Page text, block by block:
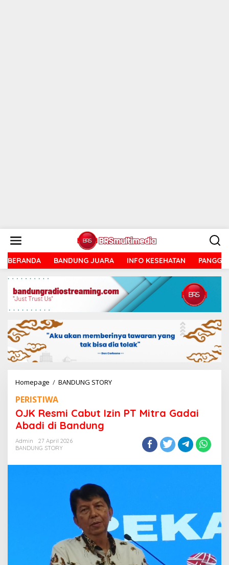
konten
BERANDA BANDUNG JUARA INFO KESEHATAN
Homepage / BANDUNG STORYOJK
Izin
PT
Bandung
PERISTIWA
OJK Resmi Cabut Izin PT Mitra Gadai
Abadi di Bandung
Admin
27 April 2026
BANDUNG STORY